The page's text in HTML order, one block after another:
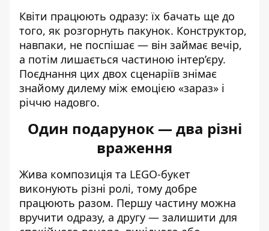
Квіти працюють одразу: їх бачать ще до
того, як розгорнуть пакунок. Конструктор,
навпаки, не поспішає — він займає вечір,
а потім лишається частиною інтер’єру.
Поєднання цих двох сценаріїв знімає
знайому дилему між емоцією «зараз» і
річчю надовго.
Один подарунок — два різні
враження
Жива композиція та LEGO-букет
виконують різні ролі, тому добре
працюють разом. Першу частину можна
вручити одразу, а другу — залишити для